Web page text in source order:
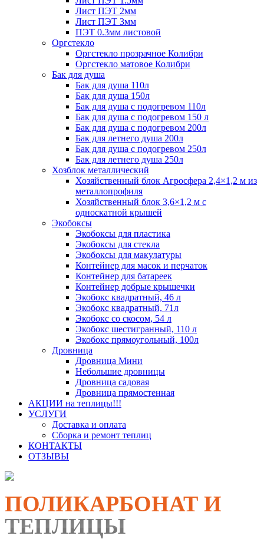
Лист ПЭТ 2мм
Лист ПЭТ 3мм
ПЭТ 0.3мм листовой
Оргстекло
Оргстекло прозрачное Колибри
Оргстекло матовое Колибри
Бак для душа
Бак для душа 110л
Бак для душа 150л
Бак для душа с подогревом 110л
Бак для душа с подогревом 150 л
Бак для душа с подогревом 200л
Бак для летнего душа 200л
Бак для душа с подогревом 250л
Бак для летнего душа 250л
Хозблок металлический
Хозяйственный блок Агросфера 2,4×1,2 м из
металлопрофиля
Хозяйственный блок 3,6×1,2 м с
односкатной крышей
Экобоксы
Экобоксы для пластика
Экобоксы для стекла
Экобоксы для макулатуры
Контейнер для масок и перчаток
Контейнер для батареек
Контейнер добрые крышечки
Экобокс квадратный, 46 л
Экобокс квадратный, 71л
Экобокс со скосом, 54 л
Экобокс шестигранный, 110 л
Экобокс прямоугольный, 100л
Дровница
Дровница Мини
Небольшие дровницы
Дровница садовая
Дровница прямостенная
АКЦИИ на теплицы!!!
УСЛУГИ
Доставка и оплата
Сборка и ремонт теплиц
КОНТАКТЫ
ОТЗЫВЫ
ПОЛИКАРБОНАТ И
ТЕПЛИЦЫ